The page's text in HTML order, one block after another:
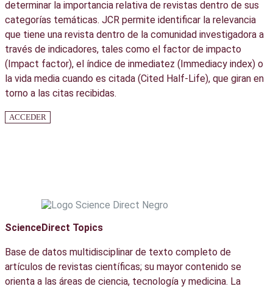
determinar la importancia relativa de revistas dentro de sus
categorías temáticas. JCR permite identificar la relevancia
que tiene una revista dentro de la comunidad investigadora a
través de indicadores, tales como el factor de impacto
(Impact factor), el índice de inmediatez (Immediacy index) o
la vida media cuando es citada (Cited Half-Life), que giran en
torno a las citas recibidas.
ACCEDER
ScienceDirect Topics
Base de datos multidisciplinar de texto completo de
artículos de revistas científicas; su mayor contenido se
orienta a las áreas de ciencia, tecnología y medicina. La